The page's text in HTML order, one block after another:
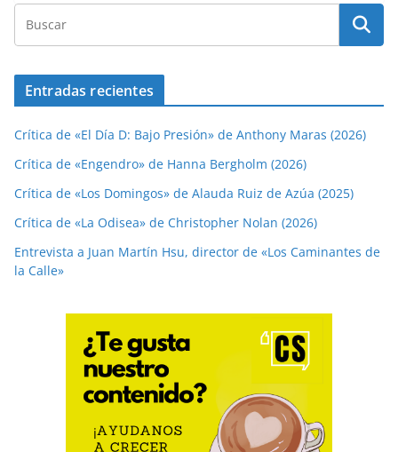
Entradas recientes
Crítica de «El Día D: Bajo Presión» de Anthony Maras (2026)
Crítica de «Engendro» de Hanna Bergholm (2026)
Crítica de «Los Domingos» de Alauda Ruiz de Azúa (2025)
Crítica de «La Odisea» de Christopher Nolan (2026)
Entrevista a Juan Martín Hsu, director de «Los Caminantes de
la Calle»